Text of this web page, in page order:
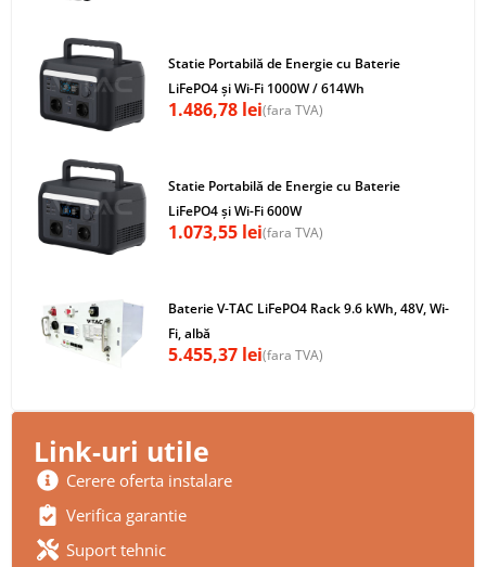
Statie Portabilă de Energie cu Baterie
LiFePO4 și Wi-Fi 1000W / 614Wh
1.486,78 lei(fara TVA)
Statie Portabilă de Energie cu Baterie
LiFePO4 și Wi-Fi 600W
1.073,55 lei(fara TVA)
Baterie V-TAC LiFePO4 Rack 9.6 kWh, 48V, Wi-
Fi, albă
5.455,37 lei(fara TVA)
Link-uri utile
Cerere oferta instalare
Verifica garantie
Suport tehnic